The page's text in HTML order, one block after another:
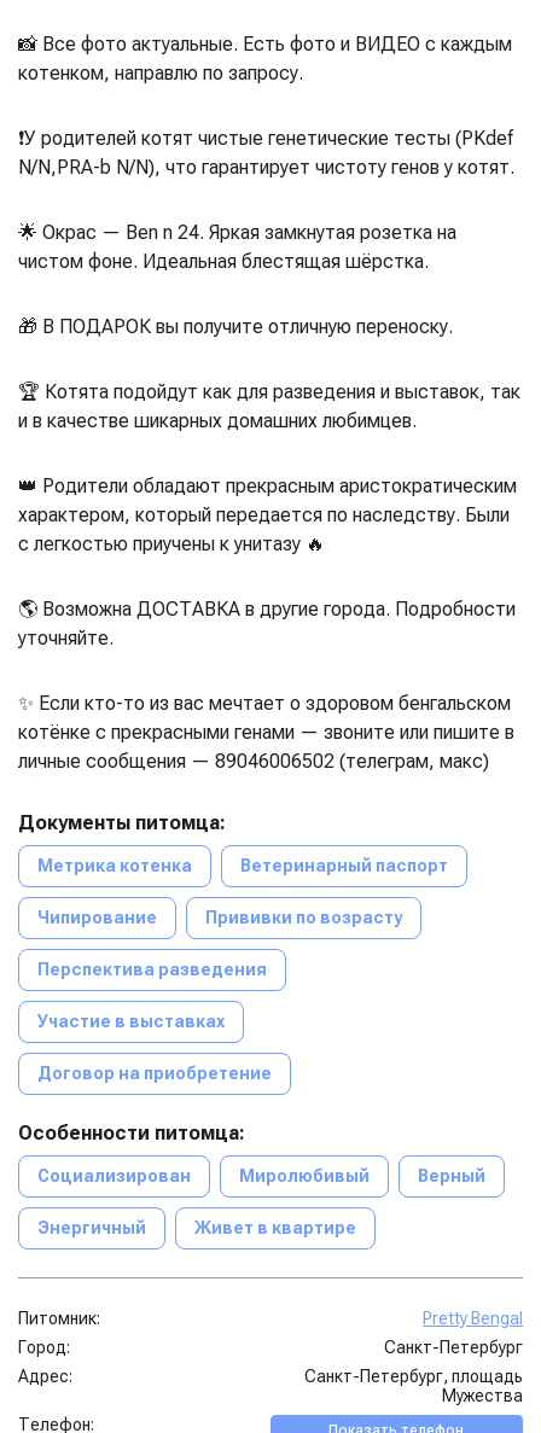
📸 Все фото актуальные. Есть фото и ВИДЕО с каждым
котенком, направлю по запросу.
❗️У родителей котят чистые генетические тесты (PKdef
N/N,PRA-b N/N), что гарантирует чистоту генов у котят.
🌟 Окрас — Ben n 24. Яркая замкнутая розетка на
чистом фоне. Идеальная блестящая шёрстка.
🎁 В ПОДАРОК вы получите отличную переноску.
🏆 Котята подойдут как для разведения и выставок, так
и в качестве шикарных домашних любимцев.
👑 Родители обладают прекрасным аристократическим
характером, который передается по наследству. Были
с легкостью приучены к унитазу 🔥
🌎 Возможна ДОСТАВКА в другие города. Подробности
уточняйте.
✨ Если кто-то из вас мечтает о здоровом бенгальском
котёнке с прекрасными генами — звоните или пишите в
личные сообщения — 89046006502 (телеграм, макс)
Документы питомца:
Метрика котенка Ветеринарный паспорт
Чипирование Прививки по возрасту
Перспектива разведения
Участие в выставках
Договор на приобретение
Особенности питомца:
Социализирован Миролюбивый Верный
Энергичный Живет в квартире
Питомник:
Pretty Bengal
Город:
Санкт-Петербург
Адрес:
Санкт-Петербург, площадь
Мужества
Телефон: